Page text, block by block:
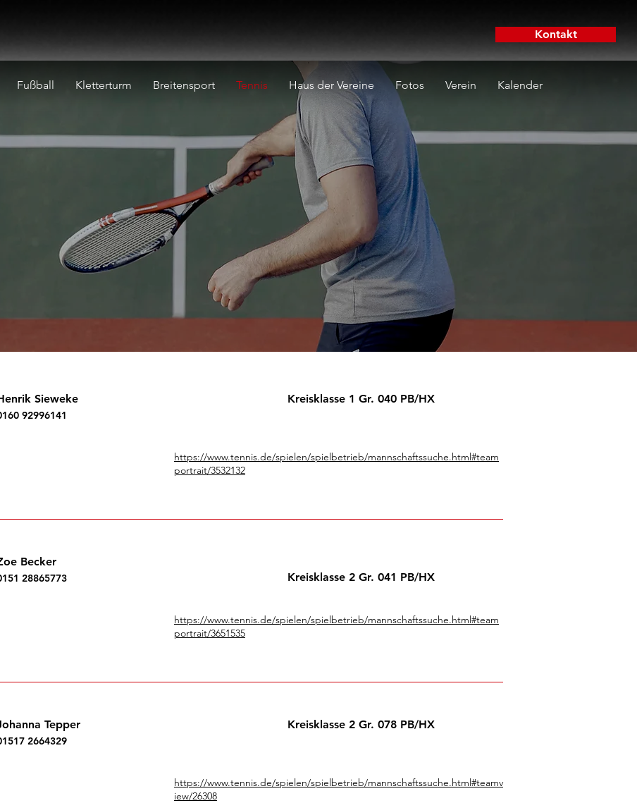
Fußball Kletterturm Breitensport Tennis Haus der Vereine Fotos Verein Kalender
Kontakt
Tennis
beim SV Sudhagen
Sieweke Kreisklasse 1 Gr. 040 PB/HX
92996141
https://www.tennis.de/spielen/spielbetrieb/mannschaftssuche.html#team
portrait/3532132
Becker
Kreisklasse 2 Gr. 041 PB/HX
28865773
https://www.tennis.de/spielen/spielbetrieb/mannschaftssuche.html#team
portrait/3651535
Tepper Kreisklasse 2 Gr. 078 PB/HX
2664329
https://www.tennis.de/spielen/spielbetrieb/mannschaftssuche.html#teamv
iew/26308